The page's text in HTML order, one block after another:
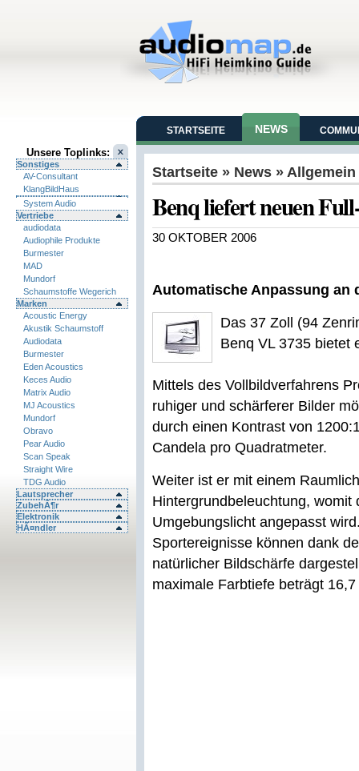
Unsere Toplinks:
Sonstiges
AV-Consultant
KlangBildHaus
System Audio
Vertriebe
audiodata
Audiophile Produkte
Burmester
MAD
Mundorf
Schaumstoffe Wegerich
Marken
Acoustic Energy
Akustik Schaumstoff
Audiodata
Burmester
Eden Acoustics
Keces Audio
Matrix Audio
MJ Acoustics
Mundorf
Obravo
Pear Audio
Scan Speak
Straight Wire
TDG Audio
Lautsprecher
ZubehÃ¶r
Elektronik
HÃ¤ndler
STARTSEITE NEWS
Startseite » News » Allgemein
Benq liefert neuen
30 OKTOBER 2006
Automatische Anpassung an
Das 37 Zoll (94
Benq VL 3735 bietet
Mittels des Vollbildverfahrens
ruhiger und schärferer Bilder
durch einen Kontrast von
Candela pro Quadratmeter.
Weiter ist er mit einem
Hintergrundbeleuchtung,
Umgebungslicht angepasst
Sportereignisse können dank
natürlicher Bildschärfe
maximale Farbtiefe beträgt